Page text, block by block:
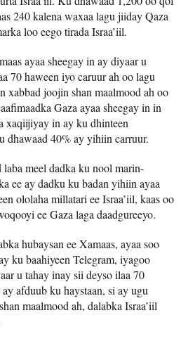
240 kalena waxaa lagu jiiday Qaza
loo eego tirada Israa’iil.
ayaa sheegay in ay diyaar u
70 haween iyo caruur ah oo lagu
xabbad joojin shan maalmood ah oo
Gaza ayaa sheegay in in
xaqiijiyay in ay ku dhinteen
dhawaad ​​40% ay yihiin carruur.
meel dadka ku nool marin-
ee ay dadku ku badan yihiin ayaa
ololaha millatari ee Israa’iil, kaas oo
ee Gaza laga daadgureeyo.
hubaysan ee Xamaas, ayaa soo
ku baahiyeen Telegram, iyagoo
u tahay inay sii deyso ilaa 70
afduub ku haystaan, si ay ugu
maalmood ah, dalabka Israa’iil